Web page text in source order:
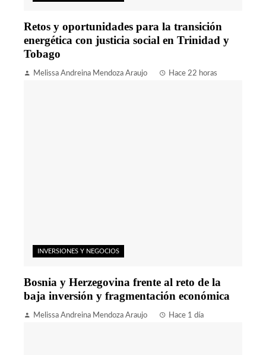
Retos y oportunidades para la transición
energética con justicia social en Trinidad y
Tobago
Melissa Andreina Mendoza Araujo Hace 22 horas
INVERSIONES Y NEGOCIOS
Bosnia y Herzegovina frente al reto de la
baja inversión y fragmentación económica
Melissa Andreina Mendoza Araujo Hace 1 día